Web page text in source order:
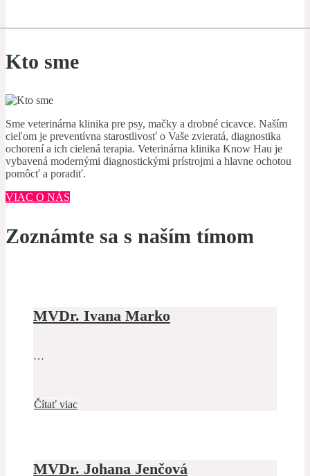
Kto sme
Sme veterinárna klinika pre psy, mačky a drobné cicavce. Naším
cieľom je preventívna starostlivosť o Vaše zvieratá, diagnostika
ochorení a ich cielená terapia. Veterinárna klinika Know Hau je
vybavená modernými diagnostickými prístrojmi a hlavne ochotou
pomôcť a poradiť.
VIAC O NÁS
Zoznámte sa s naším tímom
MVDr. Ivana Marko
…
Čítať viac
MVDr. Johana Jenčová